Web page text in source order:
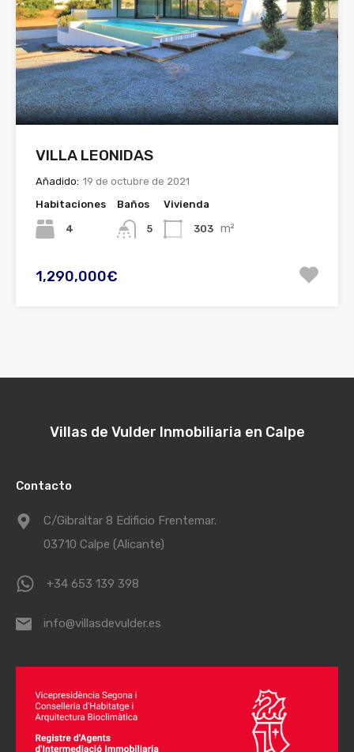
VILLA LEONIDAS
Añadido: 19 de octubre de 2021
Habitaciones
4
Baños
5
Vivienda
303 m²
1,290,000€
Villas de Vulder Inmobiliaria en Calpe
Contacto
C/Gibraltar 8 Edificio Frentemar.
03710 Calpe (Alicante)
+34 653 139 398
info@villasdevulder.es